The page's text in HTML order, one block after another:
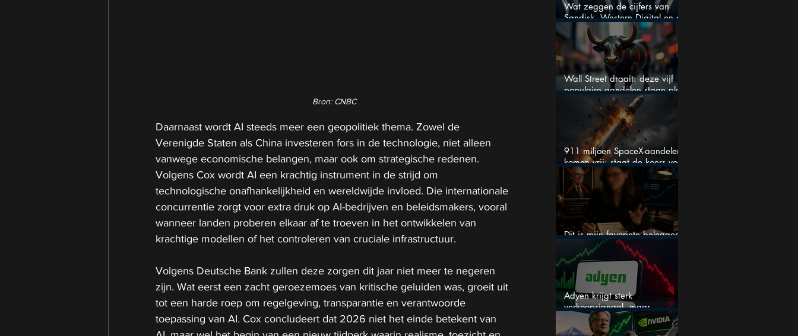
Bron: CNBC
Daarnaast wordt AI steeds meer een geopolitiek thema. Zowel de
Verenigde Staten als China investeren fors in de technologie, niet alleen
vanwege economische belangen, maar ook om strategische redenen.
Volgens Cox wordt AI een krachtig instrument in de strijd om
technologische onafhankelijkheid en wereldwijde invloed. Die internationale
concurrentie zorgt voor extra druk op AI-bedrijven en beleidsmakers, vooral
wanneer landen proberen elkaar af te troeven in het ontwikkelen van
krachtige modellen of het controleren van cruciale infrastructuur.
Volgens Deutsche Bank zullen deze zorgen dit jaar niet meer te negeren
zijn. Wat eerst een zacht geroezemoes van kritische geluiden was, groeit uit
tot een harde roep om regelgeving, transparantie en verantwoorde
toepassing van AI. Cox concludeert dat 2026 niet het einde betekent van
Wat zeggen de cijfers van
Sandisk, Western Digital en de
AI-Infrastructuur aandelen mij
werkelijk
Wall Street draait: deze vijf
populaire aandelen staan plots
onder spanning
911 miljoen SpaceX-aandelen
komen vrij: staat de koers voor
een nieuwe crash?
Dit is mijn favoriete belegger…
en het is niet Warren Buffett
Adyen krijgt sterk
verkoopsignaal, maar
analisten zien juist een
koopkans